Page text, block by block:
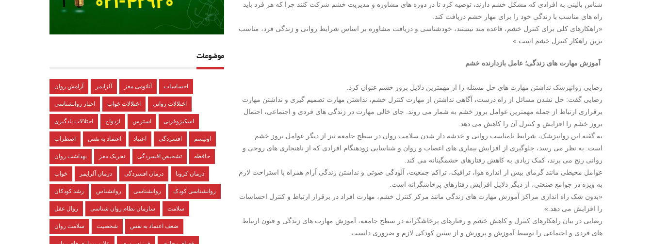
شناس بالینی به افرادی که مشکل خشم دارند، توصیه کرد تا در دوره های مشاوره و مدیریت خشم شرکت کنند چرا که هر فرد باید
راه های مناسب با زندگی خود را برای مهار خشم دریافت کند.
«راهکارهای کلی برای کنترل خشم، قاعده مند نیستند، خودشناسی و دریافت مشاوره بر اساس شرایط روانی و زندگی فرد، مناسب
ترین راهکار کنترل خشم است.»
آموزش مهارت های زندگی؛ عامل بازدارنده خشم
رضایی روانپزشک نداشتن مهارت های حل مسئله را از مهمترین دلایل بروز خشم عنوان کرد.
رضایی گفت: حل نشدن مسائل از راه درست، آگاهی نداشتن از مهارت کنترل خشم، نداشتن مهارت تصمیم گیری و نداشتن مهارت
برقراری ارتباط از جمله مهمترین عوامل بروز خشم به شمار می روند. جای خالی مهارت در زندگی های فردی و اجتماعی، احتمال
بروز خشم را افزایش و کنترل آن را کاهش می دهد.
به گفته این روانپزشک، شرایط نامناسب روانی و خدشه دار شدن سلامت روان در سطح جامعه نیز از دیگر عوامل بروز خشم
است. به نظر می رسد، جلوگیری از افزایش بیماری های اعصاب و روان و شناسایی زودهنگام افرادی که از ناهنجاری های روحی و
روانی رنج می برند، کمک زیادی به کاهش رفتارهای خشمگینانه می کند.
عوامل محیطی مانند گرمای بیش از اندازه هوا، ترافیک، تراکم جمعیت، آلودگی صوتی و نداشتن زندگی آرام همراه با استراحت لازم
به ویژه در جوامع صنعتی، از دیگر دلایل افزایش رفتارهای پرخاشگرانه است.
«بدون شک راه اندازی مراکز آموزش مهارت های زندگی مانند مرکز کنترل خشم، مهارت افراد در برقرار ارتباط و کنترل احساسات
را افزایش می دهد.»
رضایی در بیان راهکارهای کنترل و کاهش خشم و رفتارهای پرخاشگرانه در سطح جامعه، آموزش مهارت های زندگی و فنون ارتباط
های فردی و اجتماعی را توسط آموزش و پرورش و از سنین کودکی لازم و ضروری دانست.
موضوعات
آرامش روان آلزایمر آناتومی مغز احساسات
اخبار روانشناسی اختلالات خواب اختلالات روانی
اختلالات یادگیری ازدواج استرس اسکیزوفرنی
اضطراب اعتماد به نفس اعتیاد افسردگی اوتیسم
بهداشت روان تحریک مغز تشخیص افسردگی حافظه
خواب درمان آلزایمر درمان افسردگی درمان کرونا
رشد کودکان روانشناس روانشناسی روانشناسی کودک
زوال عقل سازمان نظام روان شناسی سلامت
سلامت روان شخصیت ضعف اعتماد به نفس